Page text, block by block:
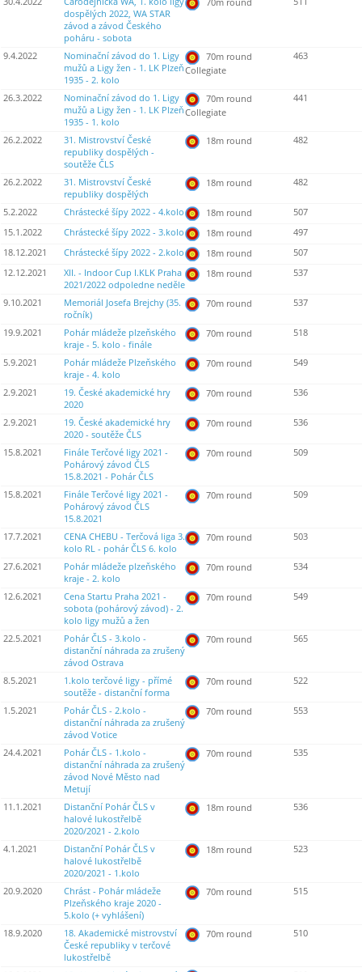
dospělých 2022, WA STAR
závod a závod Českého
poháru - sobota
70m round
9.4.2022
Nominační závod do 1. Ligy
mužů a Ligy žen - 1. LK Plzeň
1935 - 2. kolo
70m round
Collegiate
463
26.3.2022
Nominační závod do 1. Ligy
mužů a Ligy žen - 1. LK Plzeň
1935 - 1. kolo
70m round
Collegiate
441
26.2.2022
31. Mistrovství České
republiky dospělých -
soutěže ČLS
18m round 482
26.2.2022
31. Mistrovství České
republiky dospělých
18m round 482
5.2.2022 Chrástecké šípy 2022 - 4.kolo 18m round
507
15.1.2022
Chrástecké šípy 2022 - 3.kolo 18m round
497
18.12.2021
Chrástecké šípy 2022 - 2.kolo 18m round
507
12.12.2021
XII. - Indoor Cup I.KLK Praha
2021/2022 odpoledne neděle
18m round 537
9.10.2021
Memoriál Josefa Brejchy (35.
ročník)
70m round 537
19.9.2021
Pohár mládeže plzeňského
kraje - 5. kolo - finále
70m round 518
5.9.2021
Pohár mládeže Plzeňského
kraje - 4. kolo
70m round 549
2.9.2021
19. České akademické hry
2020
70m round 536
2.9.2021
19. České akademické hry
2020 - soutěže ČLS
70m round 536
15.8.2021
Finále Terčové ligy 2021 -
Pohárový závod ČLS
15.8.2021 - Pohár ČLS
70m round 509
15.8.2021
Finále Terčové ligy 2021 -
Pohárový závod ČLS
15.8.2021
70m round 509
17.7.2021
CENA CHEBU - Terčová liga 3.
kolo RL - pohár ČLS 6. kolo
70m round 503
27.6.2021
Pohár mládeže plzeňského
kraje - 2. kolo
70m round 534
12.6.2021
Cena Startu Praha 2021 -
sobota (pohárový závod) - 2.
kolo ligy mužů a žen
70m round 549
22.5.2021
Pohár ČLS - 3.kolo -
distanční náhrada za zrušený
závod Ostrava
70m round 565
8.5.2021
1.kolo terčové ligy - přímé
soutěže - distanční forma
70m round 522
1.5.2021
Pohár ČLS - 2.kolo -
distanční náhrada za zrušený
závod Votice
70m round 553
24.4.2021
Pohár ČLS - 1.kolo -
distanční náhrada za zrušený
závod Nové Město nad
Metují
70m round 535
11.1.2021
Distanční Pohár ČLS v
halové lukostřelbě
2020/2021 - 2.kolo
18m round 536
4.1.2021
Distanční Pohár ČLS v
halové lukostřelbě
2020/2021 - 1.kolo
18m round 523
20.9.2020
Chrást - Pohár mládeže
Plzeňského kraje 2020 -
5.kolo (+ vyhlášení)
70m round 515
18.9.2020
18. Akademické mistrovství
České republiky v terčové
lukostřelbě
70m round 510